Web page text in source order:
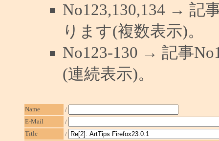
No123,130,134 → 記
ります(複数表示)。
No123-130 → 記事
(連続表示)。
Name
/
E-Mail
/
Title
/